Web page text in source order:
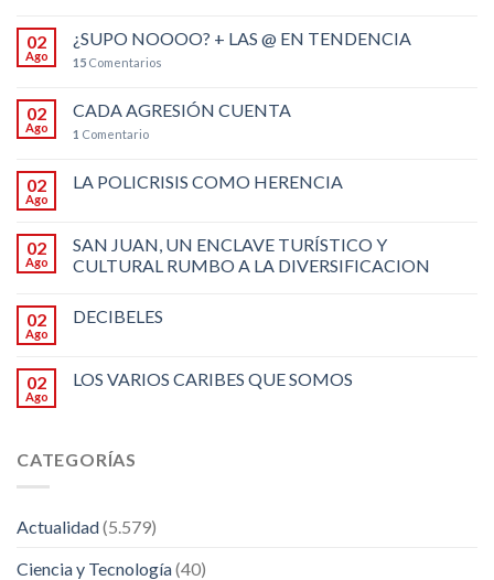
02
Ago
¿SUPO NOOOO? + LAS @ EN TENDENCIA
15 Comentarios
02
Ago
CADA AGRESIÓN CUENTA
1 Comentario
02
Ago
LA POLICRISIS COMO HERENCIA
02
Ago
SAN JUAN, UN ENCLAVE TURÍSTICO Y
CULTURAL RUMBO A LA DIVERSIFICACION
02
Ago
DECIBELES
02
Ago
LOS VARIOS CARIBES QUE SOMOS
CATEGORÍAS
Actualidad(5.579)
Ciencia y Tecnología(40)